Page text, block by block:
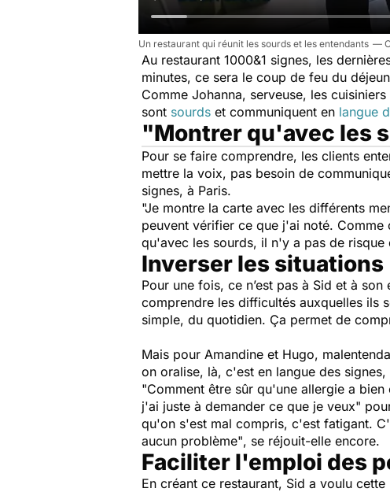
Un restaurant qui réunit les sourds et les entendants
Au restaurant 1000&1 signes, les
minutes, ce sera le coup de feu du
Comme Johanna, serveuse, les
sont sourds et communiquent en langue
"Montrer qu'avec les
Pour se faire comprendre, les clients
mettre la voix, pas besoin de
signes, à Paris.
"Je montre la carte avec les différents
peuvent vérifier ce que j'ai noté.
qu'avec les sourds, il n'y a pas de risque
Inverser les situations
Pour une fois, ce n’est pas à Sid et à
comprendre les difficultés auxquelles ils
simple, du quotidien. Ça permet de
Mais pour Amandine et Hugo,
on oralise, là, c'est en langue des
"Comment être sûr qu'une allergie a
j'ai juste à demander ce que je veux"
qu'on s'est mal compris, c'est fatigant.
aucun problème", se réjouit-elle encore.
Faciliter l'emploi des
En créant ce restaurant, Sid a voulu